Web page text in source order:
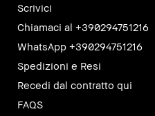
Scrivici
Chiamaci al +390294751216
WhatsApp +390294751216
Spedizioni e Resi
Recedi dal contratto qui
FAQS